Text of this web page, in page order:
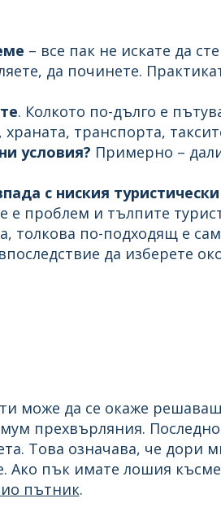
– все пак не искате да
да починете.
. Колкото по-дълго е
транспорта,
условия? Примерно –
с ниския туристически
е проблем и тълпите
толкова по-подходящ е
да изберете
може да се окаже
прехвърляния.
Това означава, че дори
пък имате лошия
пътник.